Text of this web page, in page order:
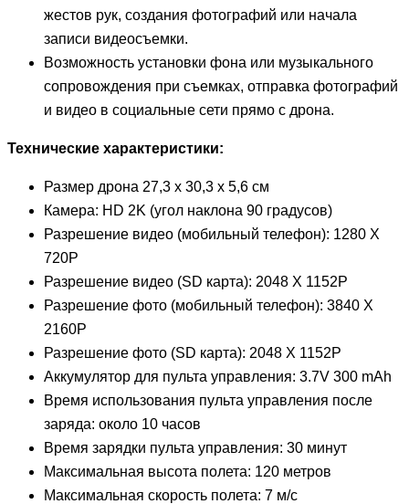
жестов рук, создания фотографий или начала
записи видеосъемки.
Возможность установки фона или музыкального
сопровождения при съемках, отправка фотографий
и видео в социальные сети прямо с дрона.
Технические характеристики:
Размер дрона 27,3 x 30,3 x 5,6 см
Камера: HD 2K (угол наклона 90 градусов)
Разрешение видео (мобильный телефон): 1280 X
720P
Разрешение видео (SD карта): 2048 X 1152P
Разрешение фото (мобильный телефон): 3840 X
2160P
Разрешение фото (SD карта): 2048 X 1152P
Аккумулятор для пульта управления: 3.7V 300 mAh
Время использования пульта управления после
заряда: около 10 часов
Время зарядки пульта управления: 30 минут
Максимальная высота полета: 120 метров
Максимальная скорость полета: 7 м/с